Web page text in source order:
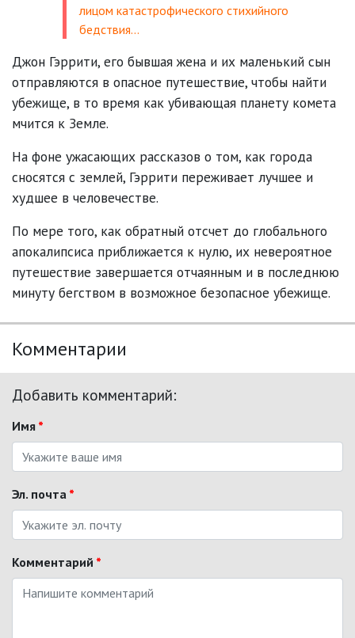
лицом катастрофического стихийного
бедствия…
Джон Гэррити, его бывшая жена и их маленький сын
отправляются в опасное путешествие, чтобы найти
убежище, в то время как убивающая планету комета
мчится к Земле.
На фоне ужасающих рассказов о том, как города
сносятся с землей, Гэррити переживает лучшее и
худшее в человечестве.
По мере того, как обратный отсчет до глобального
апокалипсиса приближается к нулю, их невероятное
путешествие завершается отчаянным и в последнюю
минуту бегством в возможное безопасное убежище.
Комментарии
Добавить комментарий:
Имя *
Эл. почта *
Комментарий *